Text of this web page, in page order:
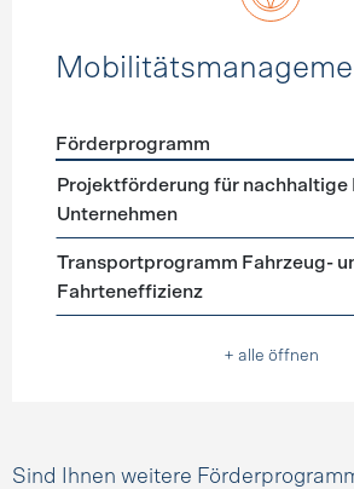
Förderprogramme
Förderprogramm
Projektförderung für
Unternehmen
Transportprogramm Fahrzeug-
Fahrteneffizienz
+ alle öffnen
Sind Ihnen weitere